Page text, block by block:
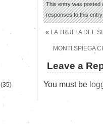
This entry was posted
responses to this
« LA TRUFFA DEL
MONTI SPIEGA
Leave a
You must be
(35)